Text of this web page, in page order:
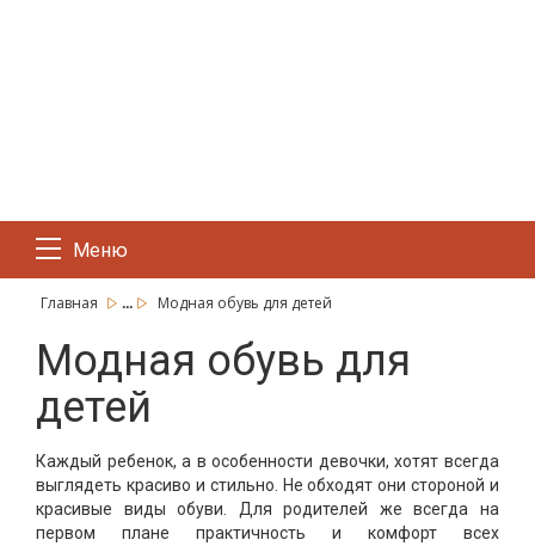
Меню
Главная ... Модная обувь для детей
Модная обувь для
детей
Каждый ребенок, а в особенности девочки, хотят всегда
выглядеть красиво и стильно. Не обходят они стороной и
красивые виды обуви. Для родителей же всегда на
первом плане практичность и комфорт всех